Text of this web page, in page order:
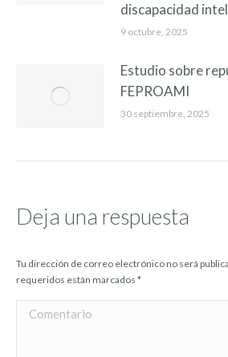
discapacidad
9 octubre, 2025
Estudio sobre
FEPROAMI
30 septiembre, 2025
Deja una respuesta
Tu dirección de correo electrónico no será
requeridos están marcados *
Comentario